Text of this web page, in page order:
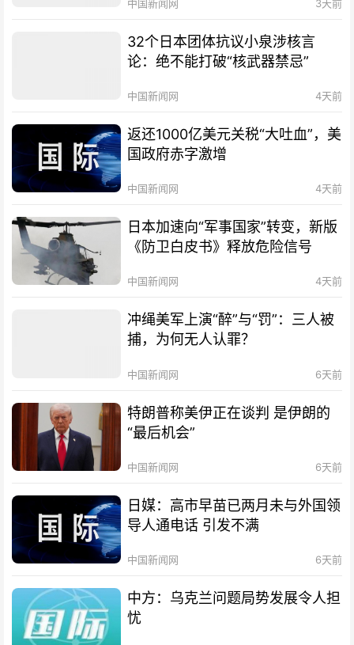
中国新闻网 3天前
32个日本团体抗议小泉涉核言
论：绝不能打破“核武器禁忌”
中国新闻网 4天前
返还1000亿美元关税“大吐血”，美
国政府赤字激增
中国新闻网 4天前
日本加速向“军事国家”转变，新版
《防卫白皮书》释放危险信号
中国新闻网 4天前
冲绳美军上演“醉”与“罚”：三人被
捕，为何无人认罪？
中国新闻网 6天前
特朗普称美伊正在谈判 是伊朗的
“最后机会”
中国新闻网 6天前
日媒：高市早苗已两月未与外国领
导人通电话 引发不满
中国新闻网 6天前
中方：乌克兰问题局势发展令人担
忧